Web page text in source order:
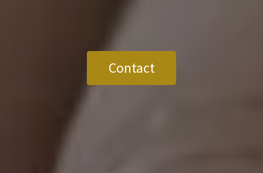
Contact